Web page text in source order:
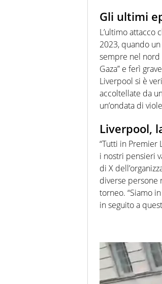
Gli ultimi
L’ultimo attacco
2023, quando
sempre nel nord
Gaza” e ferì
Liverpool si è
accoltellate da
un’ondata di
Liverpool,
“Tutti in Premier
i nostri pensieri
di X
diverse persone
torneo. “Siamo
in seguito a